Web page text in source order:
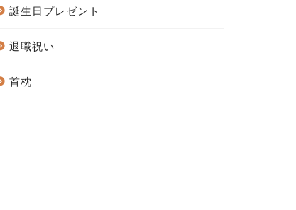
誕生日プレゼント
退職祝い
首枕